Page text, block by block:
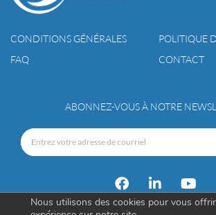
CONDITIONS GÉNÉRALES
POLITIQUE
FAQ
CONTACT
ABONNEZ-VOUS À NOTRE
Nous utilisons des cookies pour vous